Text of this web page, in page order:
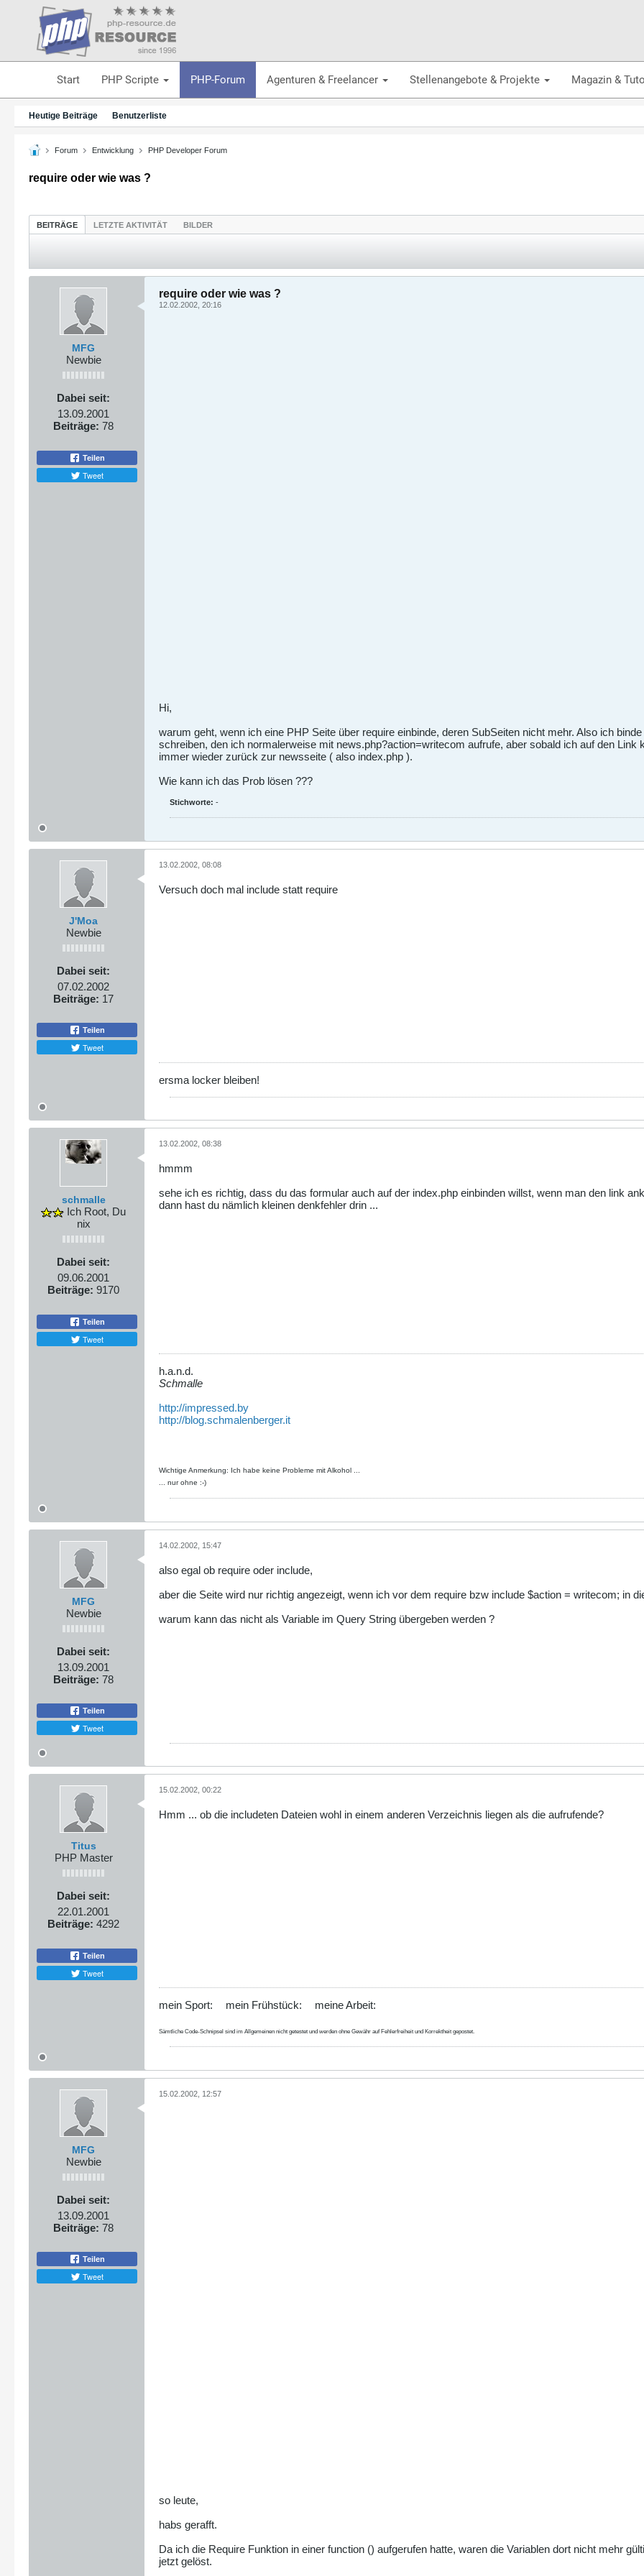
Start PHP Scripte PHP-Forum Agenturen & Freelancer Stellenangebote & Projekte Magazin &
Heutige Beiträge Benutzerliste
Forum Entwicklung PHP Developer Forum
require oder wie was ?
BEITRÄGE LETZTE AKTIVITÄT BILDER
MFG
Newbie
Dabei seit:
13.09.2001
Beiträge: 78
Teilen
Tweet
require oder wie was ?
12.02.2002, 20:16
Hi,
warum geht, wenn ich eine PHP Seite über require einbinde, deren SubSeiten nicht mehr. Also ich
schreiben, den ich normalerweise mit news.php?action=writecom aufrufe, aber sobald ich auf den
immer wieder zurück zur newsseite ( also index.php ).
Wie kann ich das Prob lösen ???
Stichworte: -
J'Moa
Newbie
Dabei seit:
07.02.2002
Beiträge: 17
Teilen
Tweet
13.02.2002, 08:08
Versuch doch mal include statt require
ersma locker bleiben!
schmalle
Ich Root, Du
nix
Dabei seit:
09.06.2001
Beiträge: 9170
Teilen
Tweet
13.02.2002, 08:38
hmmm
sehe ich es richtig, dass du das formular auch auf der index.php einbinden willst, wenn man den link
dann hast du nämlich kleinen denkfehler drin ...
h.a.n.d.
Schmalle
http://impressed.by
http://blog.schmalenberger.it
Wichtige Anmerkung: Ich habe keine Probleme mit Alkohol ...
... nur ohne :-)
MFG
Newbie
Dabei seit:
13.09.2001
Beiträge: 78
Teilen
Tweet
14.02.2002, 15:47
also egal ob require oder include,
aber die Seite wird nur richtig angezeigt, wenn ich vor dem require bzw include $action = writecom; in
warum kann das nicht als Variable im Query String übergeben werden ?
Titus
PHP Master
Dabei seit:
22.01.2001
Beiträge: 4292
Teilen
Tweet
15.02.2002, 00:22
Hmm ... ob die includeten Dateien wohl in einem anderen Verzeichnis liegen als die aufrufende?
mein Sport: mein Frühstück: meine Arbeit:
Sämtliche Code-Schnipsel sind im Allgemeinen nicht getestet und werden ohne Gewähr auf Fehlerfreiheit und Korrektheit gepostet.
MFG
Newbie
Dabei seit:
13.09.2001
Beiträge: 78
Teilen
Tweet
15.02.2002, 12:57
so leute,
habs gerafft.
Da ich die Require Funktion in einer function () aufgerufen hatte, waren die Variablen dort nicht mehr
jetzt gelöst.